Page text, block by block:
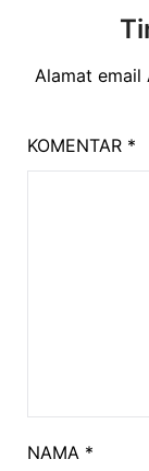
Alamat email
KOMENTAR *
NAMA *